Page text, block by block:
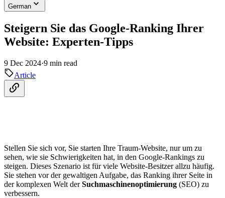
German
Steigern Sie das Google-Ranking Ihrer
Website: Experten-Tipps
9 Dec 2024·9 min read
Article
Stellen Sie sich vor, Sie starten Ihre Traum-Website, nur um zu
sehen, wie sie Schwierigkeiten hat, in den Google-Rankings zu
steigen. Dieses Szenario ist für viele Website-Besitzer allzu häufig.
Sie stehen vor der gewaltigen Aufgabe, das Ranking ihrer Seite in
der komplexen Welt derSuchmaschinenoptimierung (SEO) zu
verbessern.